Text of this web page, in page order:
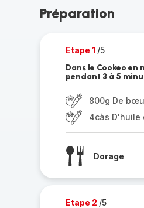
Préparation
Etape 1 /5
Dans le Cookeo
pendant 3 à 5
800g De
4càs D'huile
Dorage
Etape 2 /5